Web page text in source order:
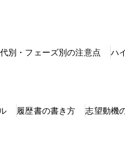
別・フェーズ別の注意点 ハ
履歴書の書き方 志望動機